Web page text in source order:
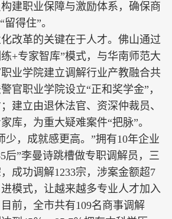
建职业保障与激励体系，确保商
得住”。
革的关键在于人才。佛山通过
+专家智库”模式，与华南师范大
业学院建立调解行业产教融合共
官职业学院设立“正和奖学金”，
建立由退休法官、资深仲裁员、
库，为重大疑难案件“把脉”。
，成就感更高。”拥有10年企业
后”李曼诗跳槽做专职调解员，三
成功调解1233宗，涉案金额超7
模式，让越来越多专业人才加入
前，全市共有109名商事调解